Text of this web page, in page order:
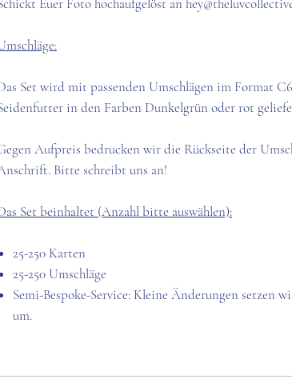
Set wird mit passenden Umschlägen im Format
in den Farben Dunkelgrün oder rot
Aufpreis bedrucken wir die Rückseite der
Bitte schreibt uns an!
Set beinhaltet (Anzahl bitte auswählen):
25-250 Karten
25-250 Umschläge
Semi-Bespoke-Service: Kleine Änderungen setzen
um.